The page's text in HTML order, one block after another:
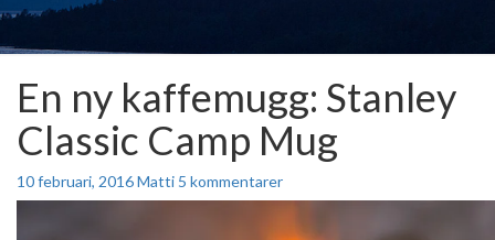
En
ny
kaffemugg:
Stanley
Classic
Camp
En ny kaffemugg: Stanley
Classic Camp Mug
10 februari, 2016Matti Kommentarer
5 kommentarer